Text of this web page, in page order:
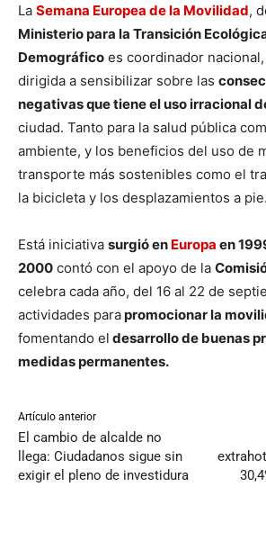
La Semana Europea de la Movilidad,
Ministerio para la Transición
Demográfico es coordinador
dirigida a sensibilizar sobre las
negativas que tiene el uso irracional
ciudad. Tanto para la salud pública
ambiente, y los beneficios del uso de
transporte más sostenibles como el
la bicicleta y los desplazamientos a pie.
Está iniciativa surgió en Europa en
2000 contó con el apoyo de la
celebra cada año, del 16 al 22 de
actividades parapromocionar la
fomentando el desarrollo de buenas
medidas permanentes.
Artículo anterior
El cambio de alcalde no
llega: Ciudadanos sigue sin
exigir el pleno de investidura